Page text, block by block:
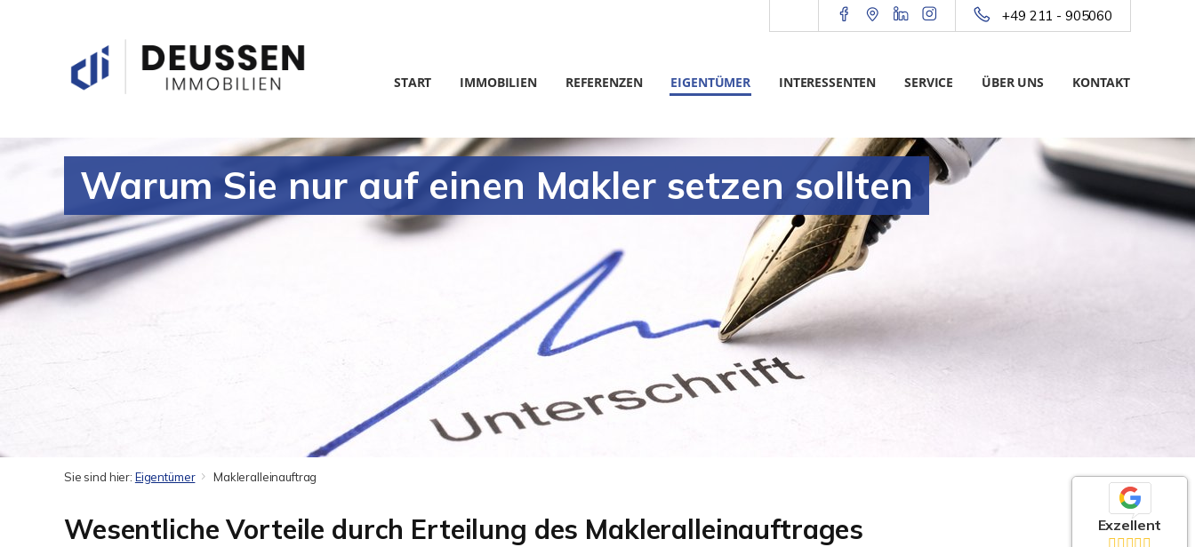
+49 211 - 905060
START IMMOBILIEN REFERENZEN EIGENTÜMER INTERESSENTEN SERVICE ÜBER UNS KONTAKT
Warum Sie nur auf einen Makler setzen sollten
Sie sind hier: Eigentümer Makleralleinauftrag
Wesentliche Vorteile durch Erteilung des Makleralleinauftrages Exzellent